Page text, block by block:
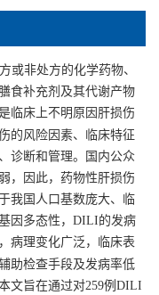
或非处方的化学药物、
食补充剂及其代谢产物
临床上不明原因肝损伤
的风险因素、临床特征
诊断和管理。国内公众
，因此，药物性肝损伤
我国人口基数庞大、临
因多态性，DILI的发病
病理变化广泛，临床表
助检查手段及发病率低
文旨在通过对259例DILI